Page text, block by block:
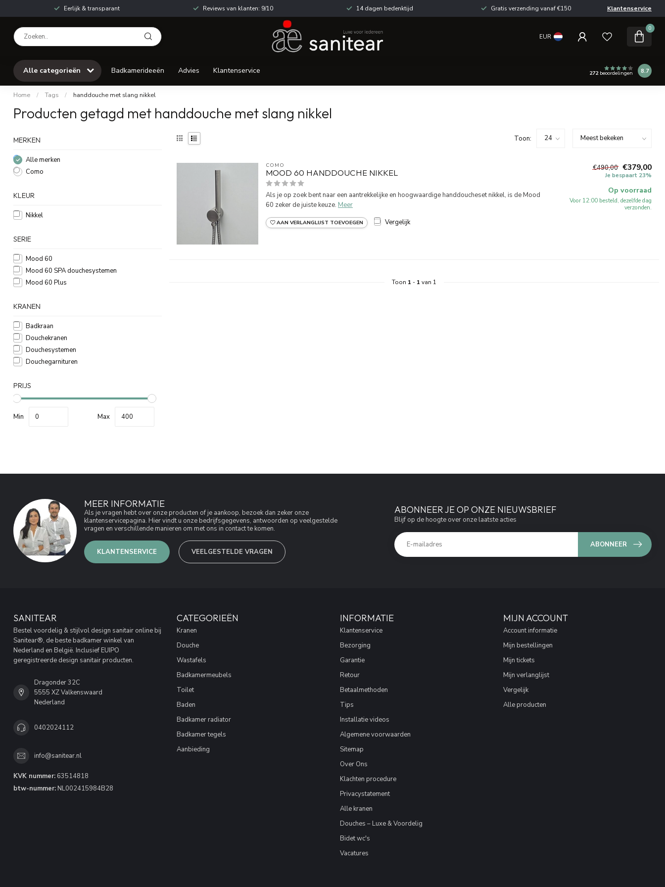
Eerlijk & transparant Reviews van klanten: 9/10 14 dagen bedenktijd Gratis verzending vanaf €150 Klantenservice
EUR
0
Alle categorieën Badkamerideeën Advies Klantenservice 272beoordelingen 8.7
Home / Tags / handdouche met slang nikkel
Producten getagd met handdouche met slang nikkel
MERKEN
Alle merken
Como
KLEUR
Nikkel
SERIE
Mood 60
Mood 60 SPA douchesystemen
Mood 60 Plus
KRANEN
Badkraan
Douchekranen
Douchesystemen
Douchegarnituren
PRIJS
Min Max
Toon:
COMO
MOOD 60 HANDDOUCHE NIKKEL
Als je op zoek bent naar een aantrekkelijke en hoogwaardige handdoucheset nikkel, is de Mood
60 zeker de juiste keuze. Meer
AAN VERLANGLIJST TOEVOEGEN Vergelijk
€490,00 €379,00
Je bespaart 23%
Op voorraad
Voor 12:00 besteld, dezelfde dag
verzonden.
Toon 1 - 1 van 1
MEER INFORMATIE
Als je vragen hebt over onze producten of je aankoop, bezoek dan zeker onze
klantenservicepagina. Hier vindt u onze bedrijfsgegevens, antwoorden op veelgestelde
vragen en verschillende manieren om met ons in contact te komen.
KLANTENSERVICE VEELGESTELDE VRAGEN
ABONNEER JE OP ONZE NIEUWSBRIEF
Blijf op de hoogte over onze laatste acties
ABONNEER
SANITEAR
Bestel voordelig & stijlvol design sanitair online bij
Sanitear®, de beste badkamer winkel van
Nederland en België. Inclusief EUIPO
geregistreerde design sanitair producten.
Dragonder 32C
5555 XZ Valkenswaard
Nederland
0402024112
info@sanitear.nl
KVK nummer: 63514818
btw-nummer: NL002415984B28
CATEGORIEËN
Kranen
Douche
Wastafels
Badkamermeubels
Toilet
Baden
Badkamer radiator
Badkamer tegels
Aanbieding
INFORMATIE
Klantenservice
Bezorging
Garantie
Retour
Betaalmethoden
Tips
Installatie videos
Algemene voorwaarden
Sitemap
Over Ons
Klachten procedure
Privacystatement
Alle kranen
Douches – Luxe & Voordelig
Bidet wc's
Vacatures
MIJN ACCOUNT
Account informatie
Mijn bestellingen
Mijn tickets
Mijn verlanglijst
Vergelijk
Alle producten